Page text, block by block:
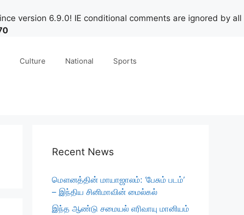
version 6.9.0! IE conditional comments are ignored by all
Culture National Sports
Recent News
மௌனத்தின் மாயாஜாலம்: ‘பேசும் படம்’
– இந்திய சினிமாவின் மைல்கல்
இந்த ஆண்டு சமையல் எரிவாயு மானியம்